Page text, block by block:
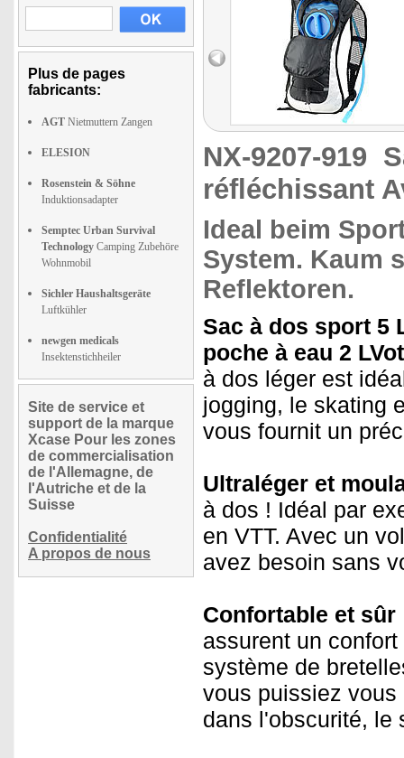
Plus de pages
fabricants:
AGT Nietmuttern Zangen
ELESION
Rosenstein & Söhne
Induktionsadapter
Semptec Urban Survival
Technology Camping Zubehöre
Wohnmobil
Sichler Haushaltsgeräte
Luftkühler
newgen medicals
Insektenstichheiler
Site de service et
support de la marque
Xcase Pour les zones
de commercialisation
de l'Allemagne, de
l'Autriche et de la
Suisse
Confidentialité
A propos de nous
NX-9207-919
réfléchissant
Ideal beim
System. Kaum
Reflektoren.
Sac à dos sport 5
poche à eau 2 L
à dos léger est
jogging, le skating
vous fournit un
Ultraléger et
à dos ! Idéal par
en VTT. Avec un
avez besoin sans
Confortable et sûr
assurent un
système de
vous puissiez
dans l'obscurité, le